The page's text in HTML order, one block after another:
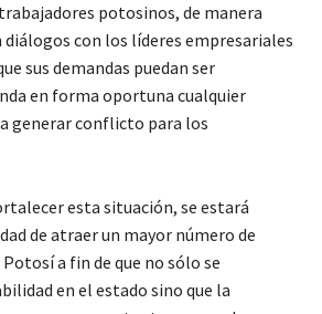
potosinos, de manera
con los líderes empresariales
sus demandas puedan ser
en forma oportuna cualquier
generar conflicto para los
esta situación, se estará
de atraer un mayor número de
a fin de que no sólo se
en el estado sino que la